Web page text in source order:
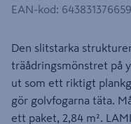
EAN-kod:
Den slitstarka
träådringsmönstret på
ut som ett riktigt
gör golvfogarna täta.
ett paket, 2,84 m².